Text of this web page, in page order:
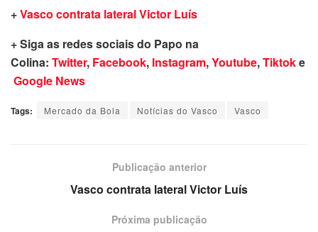
+Vasco contrata lateral Victor Luís
+ Siga as redes sociais do Papo na
Colina: Twitter, Facebook, Instagram,Youtube,Tiktoke
Google News
Tags: Mercado da Bola Notícias do Vasco Vasco
Publicação anterior
Vasco contrata lateral Victor Luís
Próxima publicação